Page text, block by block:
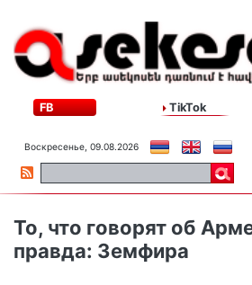
FB TikTok
Воскресенье, 09.08.2026
То, что говорят об
правда: Земфира